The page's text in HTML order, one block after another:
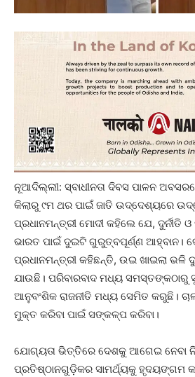
ନୂଆଦିଲ୍ଲୀ: ସ୍ବାଧୀନତା ଦିବସ ପାଳନ
କିଲାରୁ ୯ମ ଥର ପାଇଁ ଜାତି ଉଦ୍ଦେଶ୍ୟରେ
ପ୍ରଧାନମନ୍ତ୍ରୀ ମୋଦୀ କହିଲେ ଯେ, ଦୁର୍ନୀତି
ଭାରତ ପାଇଁ ଦୁଇଟି ଗୁରୁତ୍ବପୂର୍ଣ୍ଣ ଆହ୍ବାନ।
ପ୍ରଧାନମନ୍ତ୍ରୀ କହିଛନ୍ତି, ଉଇ ଖାଇଲା ଭଳି
ଯାଉଛି। ପରିବାରବାଦ ମଧ୍ୟ ସମସ୍ତଙ୍କଠାରୁ
ଆନୁବଂଶିକ ରାଜନୀତି ମଧ୍ୟ ସେମିତ କରୁଛି।
ମୁକ୍ତ କରିବା ପାଇଁ ସଙ୍କଳ୍ପ କରିବା।
ଯୋଗ୍ୟତା ଭିତ୍ତିରେ ଦେଶକୁ ଆଗେଇ ନେବା
ପ୍ରତିଷ୍ଠାନଗୁଡ଼ିକର ସାମର୍ଥ୍ୟକୁ ହୃଦୟଙ୍ଗମ